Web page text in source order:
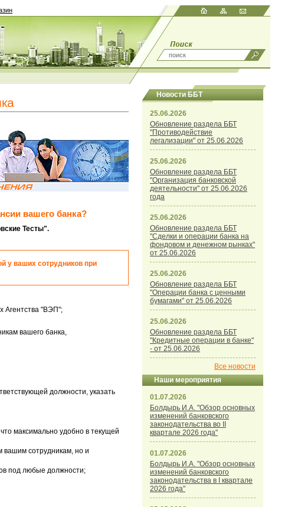
вашего банка?
Тесты".
у ваших сотрудников при
Агентства "ВЭП";
вашего банка,
должности, указать
максимально удобно в текущей
вашим сотрудникам, но и
под любые должности;
Новости ББТ
25.06.2026
Обновление раздела ББТ
"Противодействие
легализации" от 25.06.2026
25.06.2026
Обновление раздела ББТ
"Организация банковской
деятельности" от 25.06.2026
года
25.06.2026
Обновление раздела ББТ
"Сделки и операции банка на
фондовом и денежном рынках"
от 25.06.2026
25.06.2026
Обновление раздела ББТ
"Операции банка с ценными
бумагами" от 25.06.2026
25.06.2026
Обновление раздела ББТ
"Кредитные операции в банке"
- от 25.06.2026
Все новости
Наши мероприятия
01.07.2026
Болдырь И.А. "Обзор основных
изменений банковского
законодательства во II
квартале 2026 года"
01.07.2026
Болдырь И.А. "Обзор основных
изменений банковского
законодательства в I квартале
2026 года"